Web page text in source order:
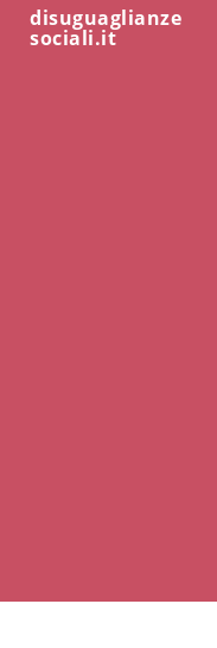
disuguaglianze
sociali.it